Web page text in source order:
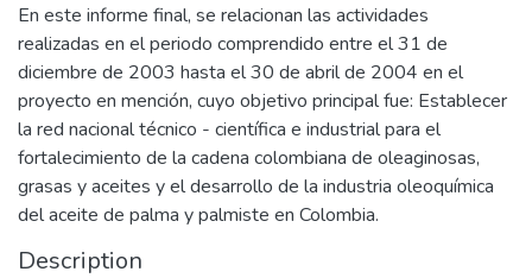
En este informe final, se relacionan las actividades
realizadas en el periodo comprendido entre el 31 de
diciembre de 2003 hasta el 30 de abril de 2004 en el
proyecto en mención, cuyo objetivo principal fue: Establecer
la red nacional técnico - científica e industrial para el
fortalecimiento de la cadena colombiana de oleaginosas,
grasas y aceites y el desarrollo de la industria oleoquímica
del aceite de palma y palmiste en Colombia.
Description